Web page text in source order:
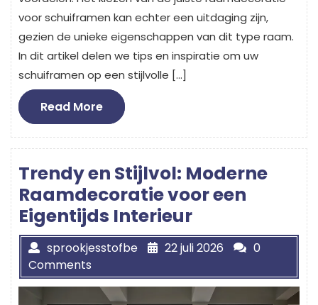
voor schuiframen kan echter een uitdaging zijn,
gezien de unieke eigenschappen van dit type raam.
In dit artikel delen we tips en inspiratie om uw
schuiframen op een stijlvolle […]
Read MoreRead
More
Trendy en Stijlvol: Moderne
Raamdecoratie voor een
Eigentijds Interieur
sprookjesstofbe 22 juli 2026
0
Comments